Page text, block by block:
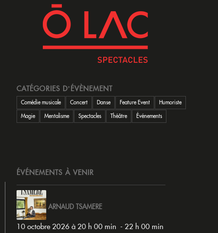
CATÉGORIES D’ÉVÈNEMENT
Comédie musicale Concert Danse Feature Event
Humoriste
Magie
Mentalisme Spectacles Théâtre Événements
ÉVÉNEMENTS À VENIR
ARNAUD TSAMERE
10 octobre 2026 à 20 h 00 min - 22 h 00 min